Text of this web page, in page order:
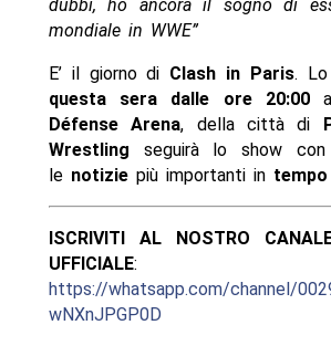
dubbi, ho ancora il sogno di
mondiale in WWE”
E’ il giorno di Clash in Paris.
questa sera dalle ore 20:00
Défense Arena, della città di
Wrestling seguirà lo show
le notiziepiù importanti in
ISCRIVITI AL NOSTRO
UFFICIALE:
https://whatsapp.com/channel/
wNXnJPGP0D